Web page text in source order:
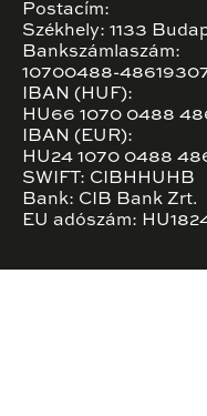
Postacím:
Székhely: 1133
Bankszámlaszám:
10700488-
IBAN (HUF):
HU66 1070 0488
IBAN (EUR):
HU24 1070 0488
SWIFT: CIBHHUHB
Bank: CIB Bank Zrt.
EU adószám: